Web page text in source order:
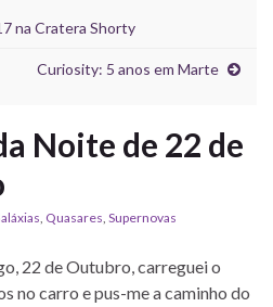
na Cratera Shorty
Curiosity: 5 anos em Marte
Noite de 22 de
, Quasares, Supernovas
22 de Outubro, carreguei o
no carro e pus-me a caminho do